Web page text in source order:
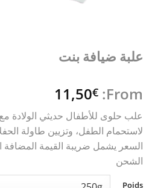
علبة ضيافة بنت
From:
11,50€
علب حلوى للأطفال حديثي الولادة
لاستحمام الطفل، وتزيين طاولة
السعر يشمل ضريبة القيمة المضافة
الشحن
Poids